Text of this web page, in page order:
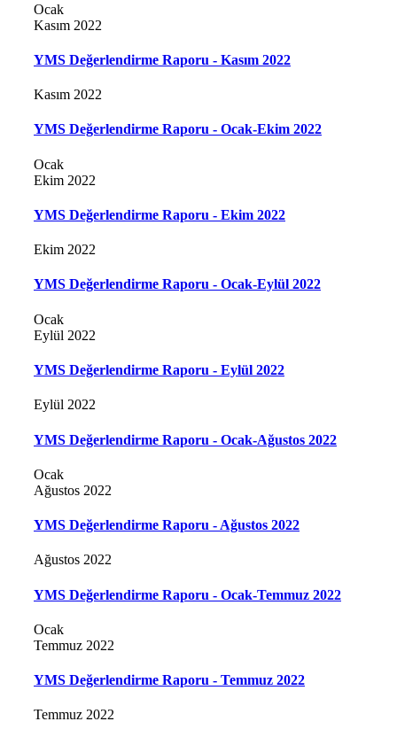
Ocak
Kasım 2022
YMS Değerlendirme Raporu - Kasım 2022
Kasım 2022
YMS Değerlendirme Raporu - Ocak-Ekim 2022
Ocak
Ekim 2022
YMS Değerlendirme Raporu - Ekim 2022
Ekim 2022
YMS Değerlendirme Raporu - Ocak-Eylül 2022
Ocak
Eylül 2022
YMS Değerlendirme Raporu - Eylül 2022
Eylül 2022
YMS Değerlendirme Raporu - Ocak-Ağustos 2022
Ocak
Ağustos 2022
YMS Değerlendirme Raporu - Ağustos 2022
Ağustos 2022
YMS Değerlendirme Raporu - Ocak-Temmuz 2022
Ocak
Temmuz 2022
YMS Değerlendirme Raporu - Temmuz 2022
Temmuz 2022